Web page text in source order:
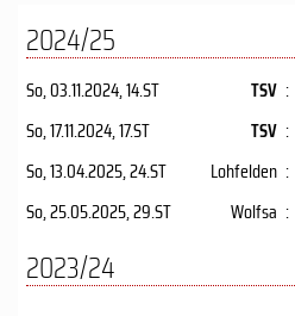
2024/25
So, 03.11.2024, 14.ST TSV :
So, 17.11.2024, 17.ST TSV :
So, 13.04.2025, 24.ST Lohfelden :
So, 25.05.2025, 29.ST Wolfsa :
2023/24